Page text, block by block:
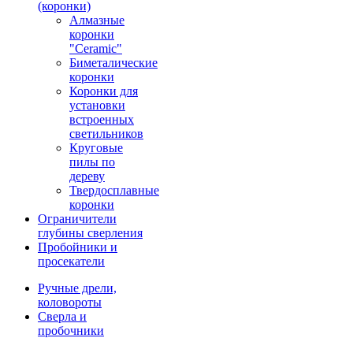
(коронки)
Алмазные
коронки
"Ceramic"
Биметалические
коронки
Коронки для
установки
встроенных
светильников
Круговые
пилы по
дереву
Твердосплавные
коронки
Ограничители
глубины сверления
Пробойники и
просекатели
Ручные дрели,
коловороты
Сверла и
пробочники